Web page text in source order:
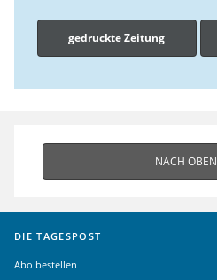
gedruckte Zeitung
NACH OBEN
DIE TAGESPOST
Abo bestellen